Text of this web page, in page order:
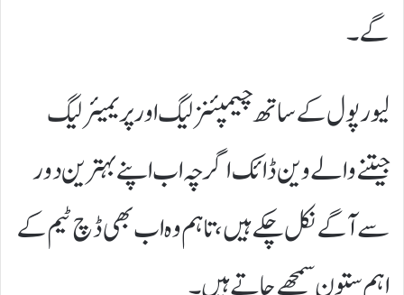
گے۔
لیورپول کے ساتھ چیمپئنز لیگ اور پریمیئر لیگ
جیتنے والے وین ڈائک اگرچہ اب اپنے بہترین دور
سے آگے نکل چکے ہیں، تاہم وہ اب بھی ڈچ ٹیم کے